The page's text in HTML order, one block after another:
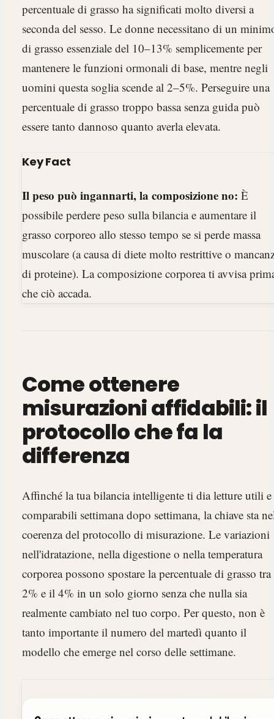
percentuale di grasso ha significati molto diversi a
seconda del sesso. Le donne necessitano di un
di grasso essenziale del 10–13% semplicemente per
mantenere le funzioni ormonali di base, mentre negli
uomini questa soglia scende al 2–5%. Perseguire una
percentuale di grasso troppo bassa senza guida può
essere tanto dannoso quanto averla elevata.
Key Fact
Il peso può ingannarti, la composizione no: È
possibile perdere peso sulla bilancia e aumentare il
grasso corporeo allo stesso tempo se si perde massa
muscolare (a causa di diete molto restrittive o
di proteine). La composizione corporea ti avvisa
che ciò accada.
Come ottenere
misurazioni affidabili: il
protocollo che fa la
differenza
Affinché la tua bilancia intelligente ti dia letture utili e
comparabili settimana dopo settimana, la chiave sta
coerenza del protocollo di misurazione. Le variazioni
nell'idratazione, nella digestione o nella temperatura
corporea possono spostare la percentuale di grasso
2% e il 4% in un solo giorno senza che nulla sia
realmente cambiato nel tuo corpo. Per questo, non è
tanto importante il numero del martedì quanto il
modello che emerge nel corso delle settimane.